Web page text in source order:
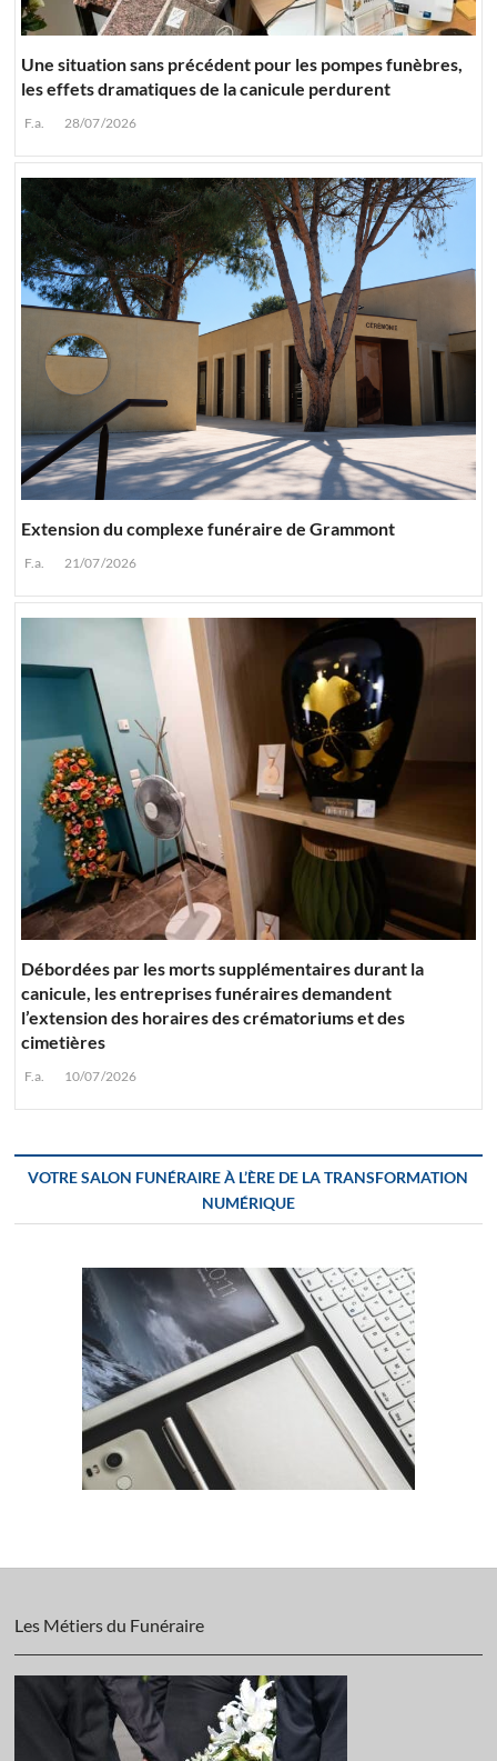
Une situation sans précédent pour les pompes funèbres,
les effets dramatiques de la canicule perdurent
F.a. 28/07/2026
Extension du complexe funéraire de Grammont
F.a. 21/07/2026
Débordées par les morts supplémentaires durant la
canicule, les entreprises funéraires demandent
l’extension des horaires des crématoriums et des
cimetières
F.a. 10/07/2026
VOTRE SALON FUNÉRAIRE À L’ÈRE DE LA TRANSFORMATION
NUMÉRIQUE
Les Métiers du Funéraire